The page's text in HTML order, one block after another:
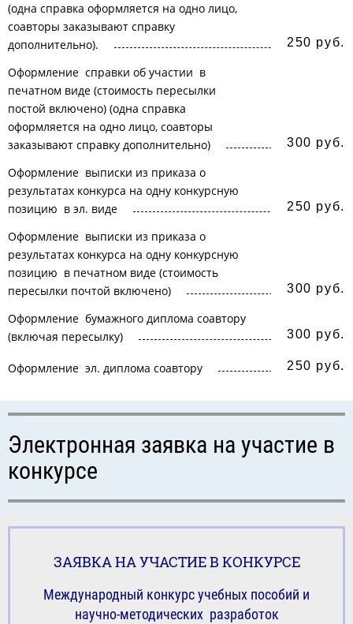
(одна справка оформляется на одно лицо,
соавторы заказывают справку
дополнительно).
250 руб.
Оформление справки об участии в
печатном виде (стоимость пересылки
постой включено) (одна справка
оформляется на одно лицо, соавторы
заказывают справку дополнительно)
300 руб.
Оформление выписки из приказа о
результатах конкурса на одну конкурсную
позицию в эл. виде
250 руб.
Оформление выписки из приказа о
результатах конкурса на одну конкурсную
позицию в печатном виде (стоимость
пересылки почтой включено)
300 руб.
Оформление бумажного диплома соавтору
(включая пересылку)
300 руб.
Оформление эл. диплома соавтору 250 руб.
Электронная заявка на участие в
конкурсе
ЗАЯВКА НА УЧАСТИЕ В КОНКУРСЕ
Международный конкурс учебных пособий и
научно-методических разработок